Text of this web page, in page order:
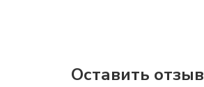
Оставить отзыв